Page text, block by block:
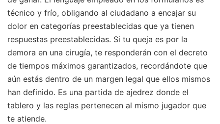
técnico y frío, obligando al ciudadano a encajar su
dolor en categorías preestablecidas que ya tienen
respuestas preestablecidas. Si tu queja es por la
demora en una cirugía, te responderán con el decreto
de tiempos máximos garantizados, recordándote que
aún estás dentro de un margen legal que ellos mismos
han definido. Es una partida de ajedrez donde el
tablero y las reglas pertenecen al mismo jugador que
te atiende.